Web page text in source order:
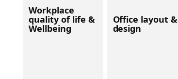
Workplace
quality of life &
Wellbeing
Office layout &
design